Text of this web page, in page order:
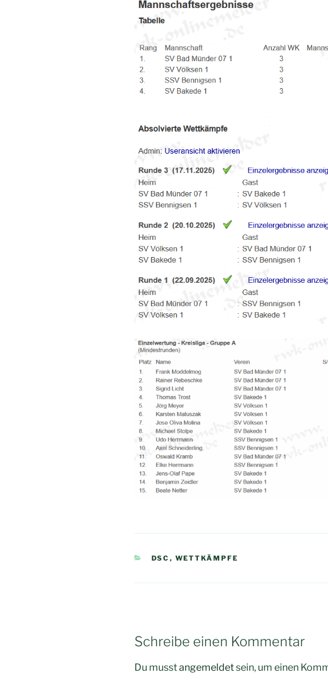
KATEGORIEN
DSC , WETTKÄMPFE
Schreibe einen Kommentar
Du musstangemeldetsein, um einen